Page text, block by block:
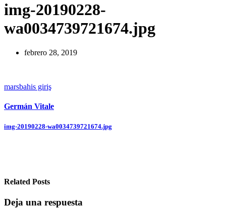
img-20190228-
wa0034739721674.jpg
febrero 28, 2019
marsbahis giriş
Germán Vitale
Navegación
img-20190228-wa0034739721674.jpg
Related Posts
Deja una respuesta